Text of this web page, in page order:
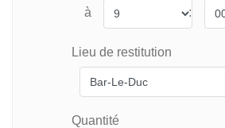
à :
Lieu de restitution
Quantité